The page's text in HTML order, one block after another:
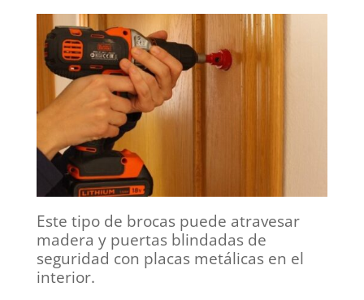
Este tipo de brocas puede atravesar
madera y puertas blindadas de
seguridad con placas metálicas en el
interior.